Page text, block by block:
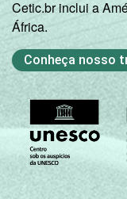
Cetic.br inclui a
África.
Conheça nosso